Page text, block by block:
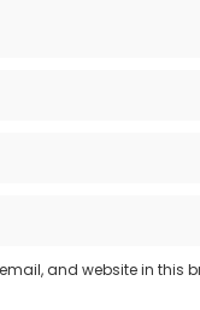
and website in this